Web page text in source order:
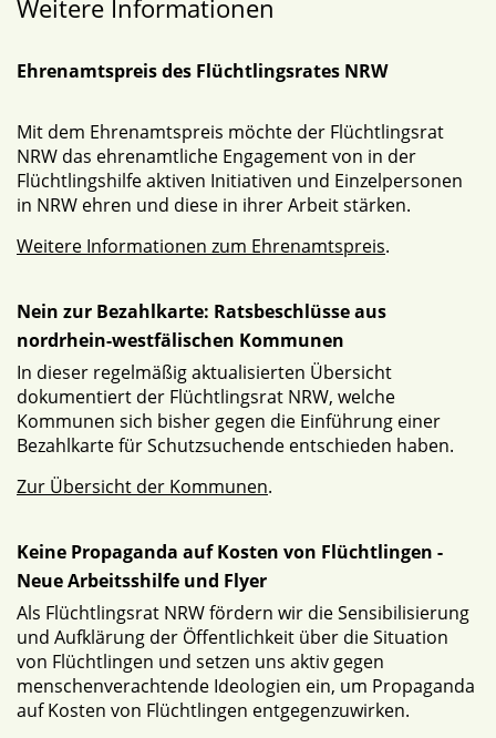
Weitere Informationen
Ehrenamtspreis des Flüchtlingsrates NRW
Mit dem Ehrenamtspreis möchte der Flüchtlingsrat
NRW das ehrenamtliche Engagement von in der
Flüchtlingshilfe aktiven Initiativen und Einzelpersonen
in NRW ehren und diese in ihrer Arbeit stärken.
Weitere Informationen zum Ehrenamtspreis.
Nein zur Bezahlkarte: Ratsbeschlüsse aus
nordrhein-westfälischen Kommunen
In dieser regelmäßig aktualisierten Übersicht
dokumentiert der Flüchtlingsrat NRW, welche
Kommunen sich bisher gegen die Einführung einer
Bezahlkarte für Schutzsuchende entschieden haben.
Zur Übersicht der Kommunen.
Keine Propaganda auf Kosten von Flüchtlingen -
Neue Arbeitsshilfe und Flyer
Als Flüchtlingsrat NRW fördern wir die Sensibilisierung
und Aufklärung der Öffentlichkeit über die Situation
von Flüchtlingen und setzen uns aktiv gegen
menschenverachtende Ideologien ein, um Propaganda
auf Kosten von Flüchtlingen entgegenzuwirken.